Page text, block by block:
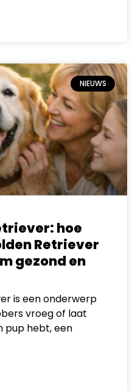
NIEUWS
hoe
Retriever
gezond en
is een onderwerp
vroeg of laat
pup hebt, een